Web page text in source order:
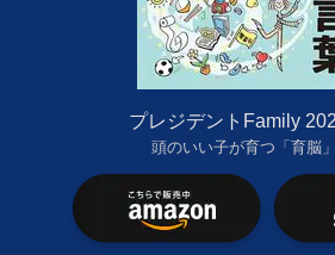
プレジデントFamily
頭のいい子が育つ「育脳